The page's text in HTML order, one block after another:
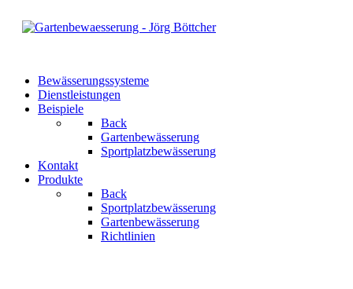
Bewässerungssysteme
Dienstleistungen
Beispiele
Back
Gartenbewässerung
Sportplatzbewässerung
Kontakt
Produkte
Back
Sportplatzbewässerung
Gartenbewässerung
Richtlinien